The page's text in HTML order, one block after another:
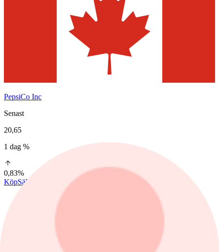
PepsiCo Inc
Senast
20,65
1 dag %
0,83%
KöpSälj